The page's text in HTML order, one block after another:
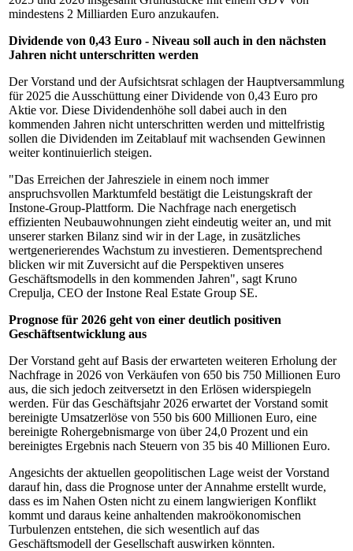
mindestens 2 Milliarden Euro anzukaufen.
Dividende von 0,43 Euro - Niveau soll auch in den nächsten
Jahren nicht unterschritten werden
Der Vorstand und der Aufsichtsrat schlagen der Hauptversammlung
für 2025 die Ausschüttung einer Dividende von 0,43 Euro pro
Aktie vor. Diese Dividendenhöhe soll dabei auch in den
kommenden Jahren nicht unterschritten werden und mittelfristig
sollen die Dividenden im Zeitablauf mit wachsenden Gewinnen
weiter kontinuierlich steigen.
"Das Erreichen der Jahresziele in einem noch immer
anspruchsvollen Marktumfeld bestätigt die Leistungskraft der
Instone-Group-Plattform. Die Nachfrage nach energetisch
effizienten Neubauwohnungen zieht eindeutig weiter an, und mit
unserer starken Bilanz sind wir in der Lage, in zusätzliches
wertgenerierendes Wachstum zu investieren. Dementsprechend
blicken wir mit Zuversicht auf die Perspektiven unseres
Geschäftsmodells in den kommenden Jahren", sagt Kruno
Crepulja, CEO der Instone Real Estate Group SE.
Prognose für 2026 geht von einer deutlich positiven
Geschäftsentwicklung aus
Der Vorstand geht auf Basis der erwarteten weiteren Erholung der
Nachfrage in 2026 von Verkäufen von 650 bis 750 Millionen Euro
aus, die sich jedoch zeitversetzt in den Erlösen widerspiegeln
werden. Für das Geschäftsjahr 2026 erwartet der Vorstand somit
bereinigte Umsatzerlöse von 550 bis 600 Millionen Euro, eine
bereinigte Rohergebnismarge von über 24,0 Prozent und ein
bereinigtes Ergebnis nach Steuern von 35 bis 40 Millionen Euro.
Angesichts der aktuellen geopolitischen Lage weist der Vorstand
darauf hin, dass die Prognose unter der Annahme erstellt wurde,
dass es im Nahen Osten nicht zu einem langwierigen Konflikt
kommt und daraus keine anhaltenden makroökonomischen
Turbulenzen entstehen, die sich wesentlich auf das
Geschäftsmodell der Gesellschaft auswirken könnten.